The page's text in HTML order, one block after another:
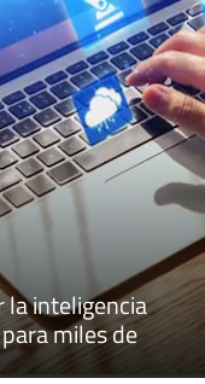
la inteligencia
miles de